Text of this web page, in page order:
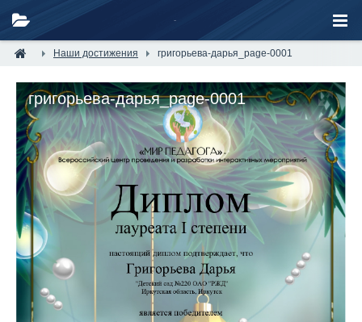
Наши достижения григорьева-дарья_page-0001
григорьева-дарья_page-0001